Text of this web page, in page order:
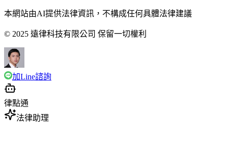
本網站由AI提供法律資訊，不構成任何具體法律建議
© 2025 遠律科技有限公司 保留一切權利
加Line諮詢
律點通
法律助理